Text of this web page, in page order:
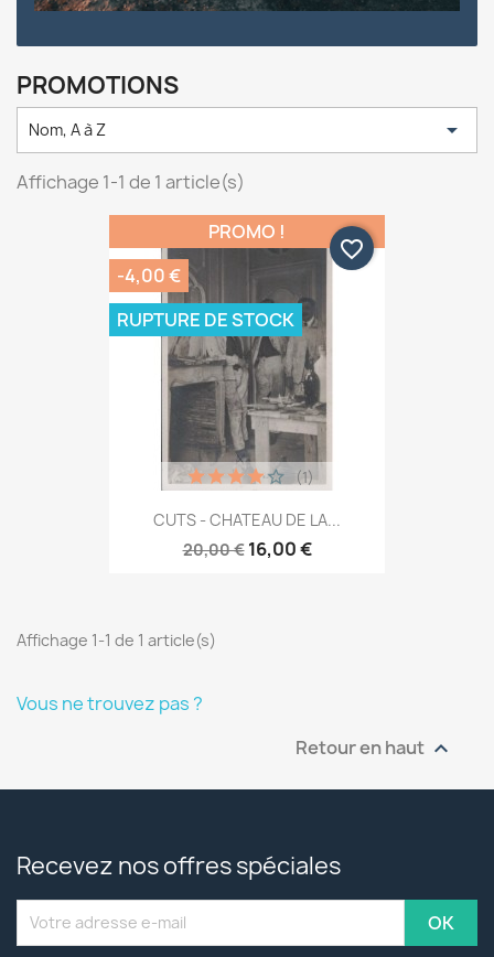
PROMOTIONS
Nom, A à Z 
Affichage 1-1 de 1 article(s)
CUTS - CHATEAU DE LA...
20,00 € 16,00 €
(1)
PROMO !
-4,00 €
RUPTURE DE STOCK
favorite_border
Affichage 1-1 de 1 article(s)
Vous ne trouvez pas ?
Retour en haut 
Recevez nos offres spéciales